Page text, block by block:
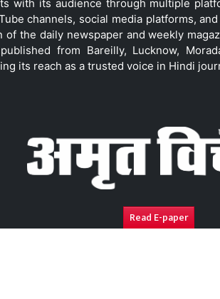
with its audience through multiple
channels, social media platforms,
of the daily newspaper and weekly
from Bareilly, Lucknow,
its reach as a trusted voice in Hindi
Read E-paper